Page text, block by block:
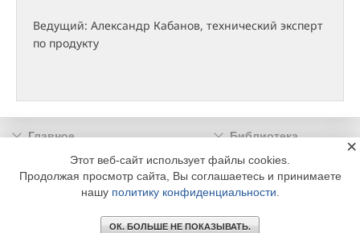
Ведущий: Александр Кабанов, технический эксперт
по продукту
Главное
Библиотека
Подписка
Реклама
Информация
© 2002 - 2026 OOO Издательский дом «МЕДИА ТЕХНОЛОДЖИ» +7 (495) 665-00-
Этот веб-сайт использует файлы cookies.
Продолжая просмотр сайта, Вы соглашаетесь и принимаете
нашу политику конфиденциальности
ОК. БОЛЬШЕ НЕ ПОКАЗЫВАТЬ.
×